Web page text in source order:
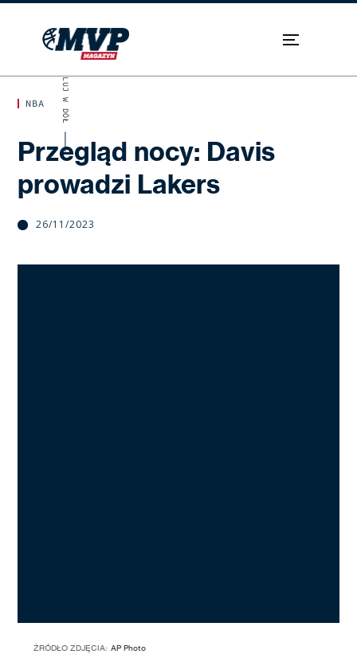
NBA
Przegląd nocy: Davis
prowadzi Lakers
26/11/2023
SKROLUJ W DÓŁ
ŹRÓDŁO ZDJĘCIA: AP Photo